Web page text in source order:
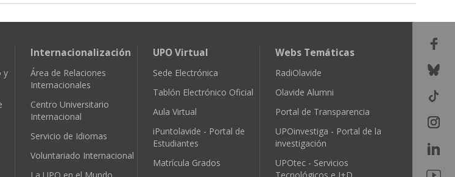
y
Internacionalización
Área de Relaciones
Internacionales
Centro Universitario
Internacional
Servicio de Idiomas
Voluntariado Internacional
UPO Virtual
Sede Electrónica
Tablón Electrónico Oficial
Aula Virtual
iPuntolavide - Portal de
Estudiantes
Matrícula Grados
Webs Temáticas
RadiOlavide
Olavide Alumni
Portal de Transparencia
UPOinvestiga - Portal de la
investigación
UPOtec - Servicios